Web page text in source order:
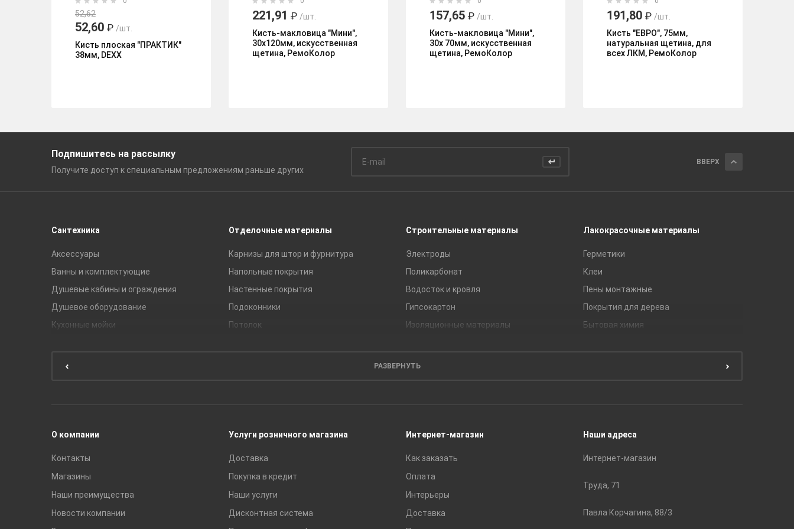
52,62
52,60 ₽ /шт.
Кисть плоская "ПРАКТИК"
38мм, DEXX
221,91 ₽ /шт.
Кисть-макловица "Мини",
30х120мм, искусственная
щетина, РемоКолор
157,65 ₽ /шт.
Кисть-макловица "Мини",
30х 70мм, искусственная
щетина, РемоКолор
191,80 ₽ /шт.
Кисть "ЕВРО", 75мм,
натуральная щетина, для
всех ЛКМ, РемоКолор
Подпишитесь на рассылку
Получите доступ к специальным предложениям раньше других
ВВЕРХ
Сантехника
Аксессуары
Ванны и комплектующие
Душевые кабины и ограждения
Душевое оборудование
Кухонные мойки
Отделочные материалы
Карнизы для штор и фурнитура
Напольные покрытия
Настенные покрытия
Подоконники
Потолок
Строительные материалы
Электроды
Поликарбонат
Водосток и кровля
Гипсокартон
Изоляционные материалы
Сухие смеси
Лакокрасочные материалы
Герметики
Клеи
Пены монтажные
Покрытия для дерева
Бытовая химия
РАЗВЕРНУТЬ
О компании
Контакты
Магазины
Наши преимущества
Новости компании
Услуги розничного магазина
Доставка
Покупка в кредит
Наши услуги
Дисконтная система
Интернет-магазин
Как заказать
Оплата
Интерьеры
Доставка
Наши адреса
Интернет-магазин
Труда, 71
Павла Корчагина, 88/3